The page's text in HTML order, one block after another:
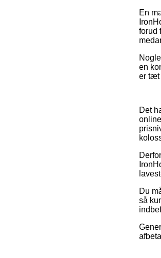
En
forud
en
er tæt
Det
Du
så